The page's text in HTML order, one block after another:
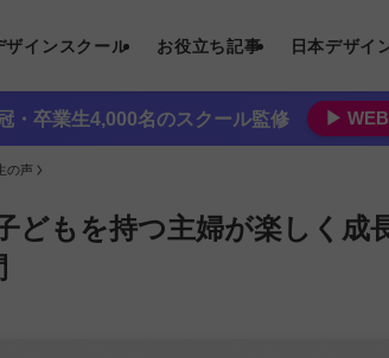
ザインスクール お役立ち記事 日本デザイ
・卒業生4,000名のスクール監修 ▶︎
の声
どもを持つ主婦が楽しく成